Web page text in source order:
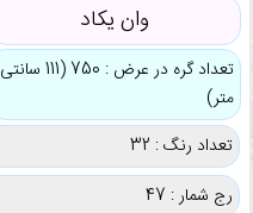
وان یکاد
تعداد گره در عرض : 750 (111 سانتی
متر)
تعداد رنگ : 32
رج شمار : 47